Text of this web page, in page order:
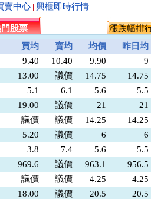
賣中心 興櫃即時行情
股票
漲跌幅排
買均 賣均 均價 昨日均
9.40 10.40 9.90 9
13.00 議價 14.75 14.75
5.1 6.1 5.6 5.5
19.00 議價 21 21
議價 議價 14.25 14.25
5.20 議價 6 6
3.8 7.4 5.6 5.5
969.6 議價 963.1 956.5
議價 議價 4.25 4.25
18.00 議價 20.5 20.5